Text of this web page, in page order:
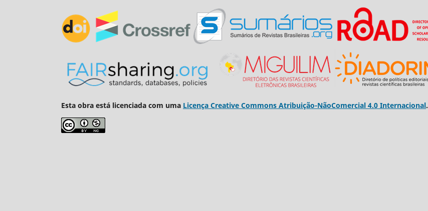
Esta obra está licenciada com uma Licença Creative Commons Atribuição-NãoComercial 4.0 Internacional.